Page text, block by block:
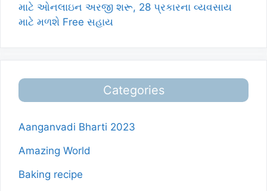
માટે ઓનલાઇન અરજી શરૂ, 28 પ્રકારના વ્યવસાય
માટે મળશે Free સહાય
Categories
Aanganvadi Bharti 2023
Amazing World
Baking recipe